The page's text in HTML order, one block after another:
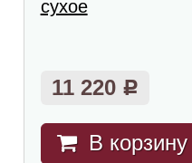
сухое
11 220 Р
В корзину